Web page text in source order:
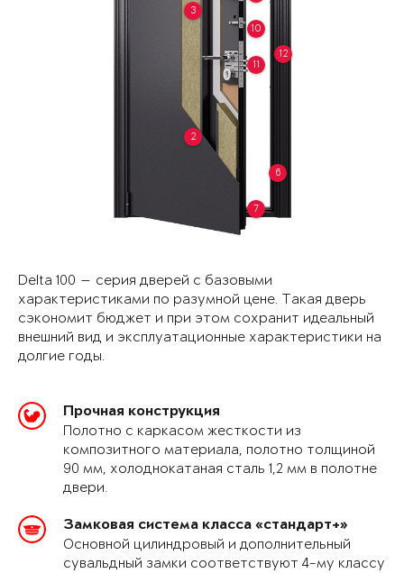
2
3
6
7
10
11
12
Delta 100 — серия дверей с базовыми
характеристиками по разумной цене. Такая дверь
сэкономит бюджет и при этом сохранит идеальный
внешний вид и эксплуатационные характеристики на
долгие годы.
Прочная конструкция
Полотно с каркасом жесткости из
композитного материала, полотно толщиной
90 мм, холоднокатаная сталь 1,2 мм в полотне
двери.
Замковая система класса «стандарт+»
Основной цилиндровый и дополнительный
сувальдный замки соответствуют 4-му классу